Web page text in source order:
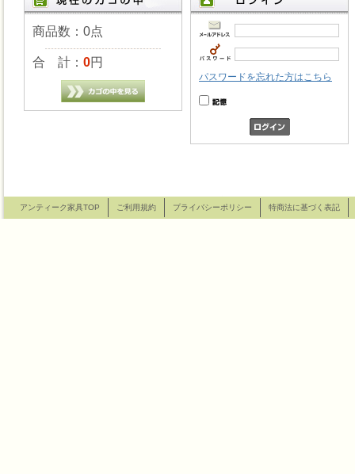
商品数：0点
合 計： 0円
パスワードを忘れた方はこちら
アンティーク家具TOP ご利用規約 プライバシーポリシー 特商法に基づく表記